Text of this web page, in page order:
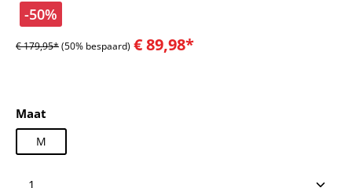
-50%
€ 179,95*(50% bespaard) € 89,98*
Selecteer
Maat
M
Producthoeveelheid: Voer de gewenste